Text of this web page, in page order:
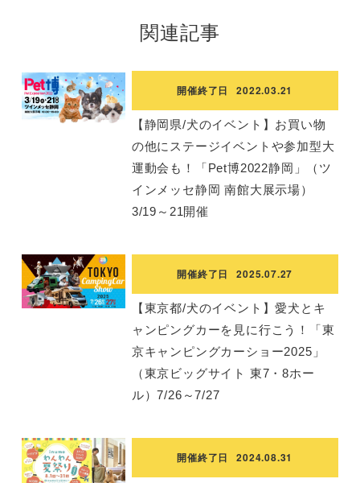
関連記事
開催終了日 2022.03.21
【静岡県/犬のイベント】お買い物
の他にステージイベントや参加型大
運動会も！「Pet博2022静岡」（ツ
インメッセ静岡 南館大展示場）
3/19～21開催
開催終了日 2025.07.27
【東京都/犬のイベント】愛犬とキ
ャンピングカーを見に行こう！「東
京キャンピングカーショー2025」
（東京ビッグサイト 東7・8ホー
ル）7/26～7/27
開催終了日 2024.08.31